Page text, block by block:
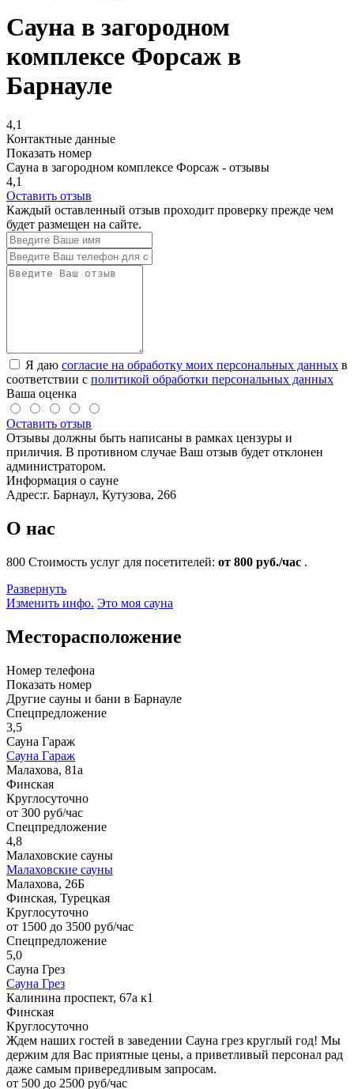
Сауна в загородном
комплексе Форсаж в
Барнауле
4,1
Контактные данные
Показать номер
Сауна в загородном комплексе Форсаж - отзывы
4,1
Оставить отзыв
Каждый оставленный отзыв проходит проверку прежде чем
будет размещен на сайте.
Я даю согласие на обработку моих персональных данных в
соответствии с политикой обработки персональных данных
Ваша оценка
Оставить отзыв
Отзывы должны быть написаны в рамках цензуры и
приличия. В противном случае Ваш отзыв будет отклонен
администратором.
Информация о сауне
Адрес:г. Барнаул, Кутузова, 266
О нас
800 Стоимость услуг для посетителей: от 800 руб./час .
Развернуть
Изменить инфо. Это моя сауна
Месторасположение
Номер телефона
Показать номер
Другие сауны и бани в Барнауле
Спецпредложение
3,5
Сауна Гараж
Сауна Гараж
Малахова, 81а
Финская
Круглосуточно
от 300 руб/час
Спецпредложение
4,8
Малаховские сауны
Малаховские сауны
Малахова, 26Б
Финская, Турецкая
Круглосуточно
от 1500 до 3500 руб/час
Спецпредложение
5,0
Сауна Грез
Сауна Грез
Калинина проспект, 67а к1
Финская
Круглосуточно
Ждем наших гостей в заведении Сауна грез круглый год! Мы
держим для Вас приятные цены, а приветливый персонал рад
даже самым привередливым запросам.
от 500 до 2500 руб/час